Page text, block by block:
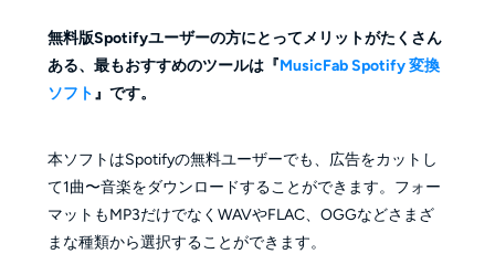
無料版Spotifyユーザーの方にとってメリットがたくさん
ある、最もおすすめのツールは『MusicFab Spotify 変換
ソフト』です。
本ソフトはSpotifyの無料ユーザーでも、広告をカットし
て1曲〜音楽をダウンロードすることができます。フォー
マットもMP3だけでなくWAVやFLAC、OGGなどさまざ
まな種類から選択することができます。